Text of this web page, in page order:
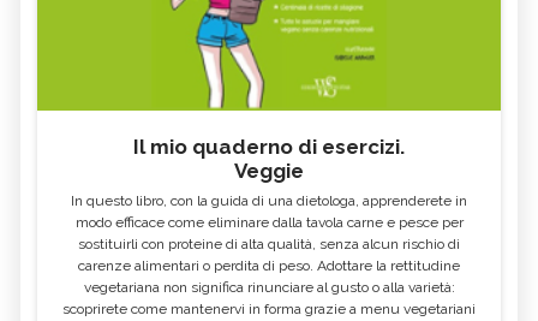
Il mio quaderno di esercizi.
Veggie
In questo libro, con la guida di una dietologa, apprenderete in
modo efficace come eliminare dalla tavola carne e pesce per
sostituirli con proteine di alta qualità, senza alcun rischio di
carenze alimentari o perdita di peso. Adottare la rettitudine
vegetariana non significa rinunciare al gusto o alla varietà:
scoprirete come mantenervi in forma grazie a menu vegetariani